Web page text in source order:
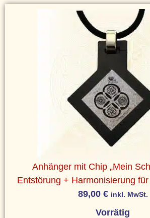
Anhänger mit Chip „Mein
Entstörung + Harmonisierung
89,00 € inkl. MwSt.
Vorrätig